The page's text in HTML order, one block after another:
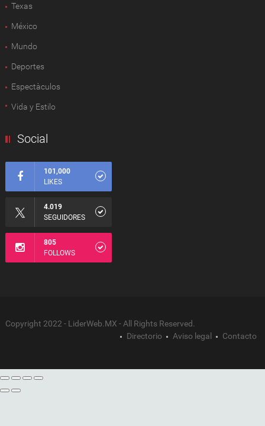
Texas
México
Mundo
Deportes
Espectàculos
Vida y Estilo
Social
101,000
LIKES
4.019
SEGUIDORES
805
FOLLOWS
Copyright 2022 - LiderWeb.MX - All Rights Reserved.
Directorio
Aviso legal Contacto